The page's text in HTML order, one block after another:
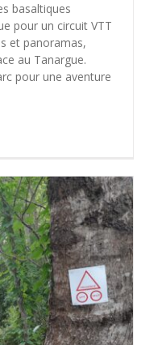
basaltiques
pour un circuit VTT
et panoramas,
au Tanargue.
pour une aventure